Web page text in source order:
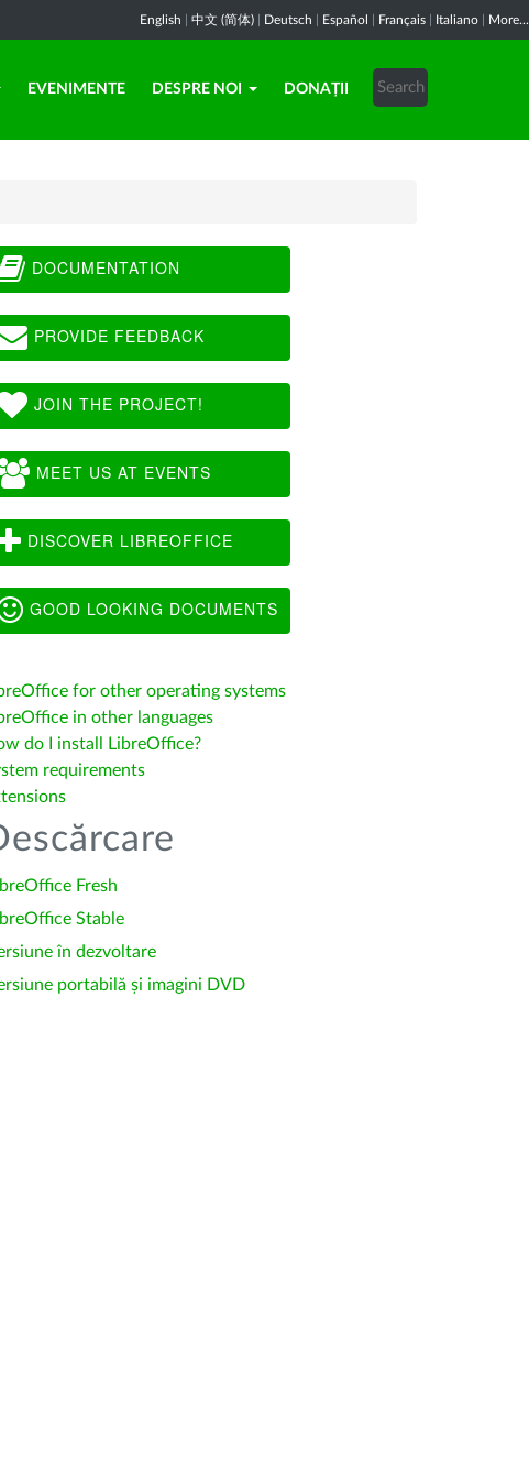
English 中文 (简体) Deutsch Español Français Italiano More...
EVENIMENTE DESPRE NOI DONAȚII
DOCUMENTATION
PROVIDE FEEDBACK
JOIN THE PROJECT!
MEET US AT EVENTS
DISCOVER LIBREOFFICE
GOOD LOOKING DOCUMENTS
for other operating systems
in other languages
do I install LibreOffice?
requirements
Fresh
Stable
în dezvoltare
portabilă și imagini DVD